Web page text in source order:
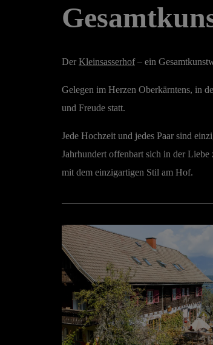
DerKleinsasserhof– ein
Gelegen im Herzen Oberkärntens, in
und Freude statt.
Jede Hochzeit und jedes Paar sind
Jahrhundert offenbart sich in der
mit dem einzigartigen Stil am Hof.